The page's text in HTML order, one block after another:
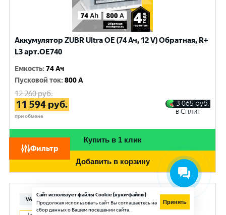
Фильтр
Аккумулятор ZUBR Ultra OE (74 Ач, 12 V) Обратная, R+
L3 арт.OE740
Емкость:74 Ач
Пусковой ток:800 A
12 260руб.
11 594 руб.
при обмене
3 065 руб.
в Сплит
Купить в 1 клик
Добавить в корзину
VARTA
Сайт использует файлы Cookie (куки-файлы)
Продолжая использовать сайт Вы соглашаетесь на
сбор данных о Вашем посещении сайта.
Принять